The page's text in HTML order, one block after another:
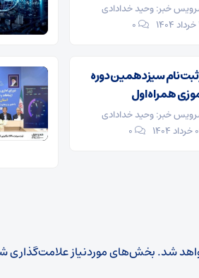
خبر: وحید خدادادی
0
ثبت‌نام سیزدهمین دوره
همراه اول
خبر: وحید خدادادی
0
شد.بخش‌های موردنیاز علامت‌گذاری